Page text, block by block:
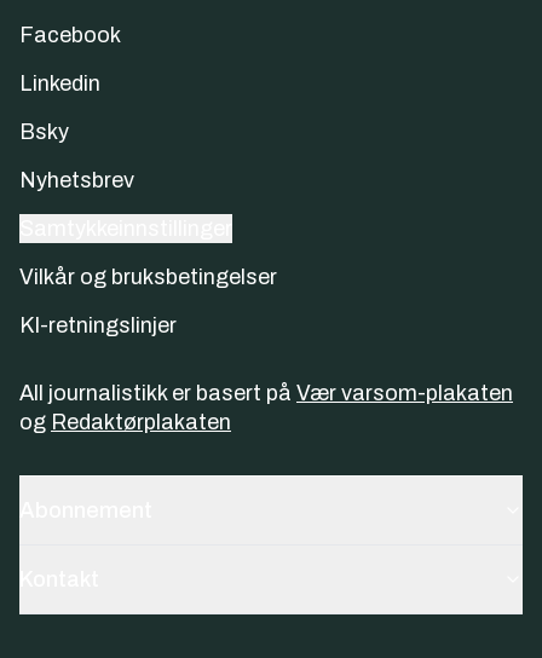
Facebook
Linkedin
Bsky
Nyhetsbrev
Vilkår og bruksbetingelser
KI-retningslinjer
All journalistikk er basert på Vær varsom-plakaten
og Redaktørplakaten